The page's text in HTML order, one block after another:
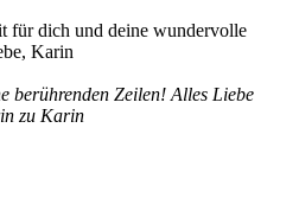
für dich und deine wundervolle
Karin
berührenden Zeilen! Alles Liebe
zu Karin